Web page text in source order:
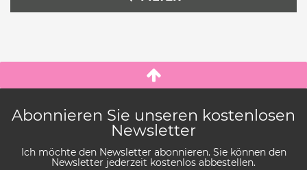
Abonnieren Sie unseren kostenlosen
Newsletter
Ich möchte den Newsletter abonnieren. Sie können den
Newsletter jederzeit kostenlos abbestellen.